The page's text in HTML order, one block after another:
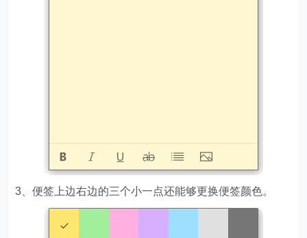
3、便签上边右边的三个小一点还能够更换便签颜色。